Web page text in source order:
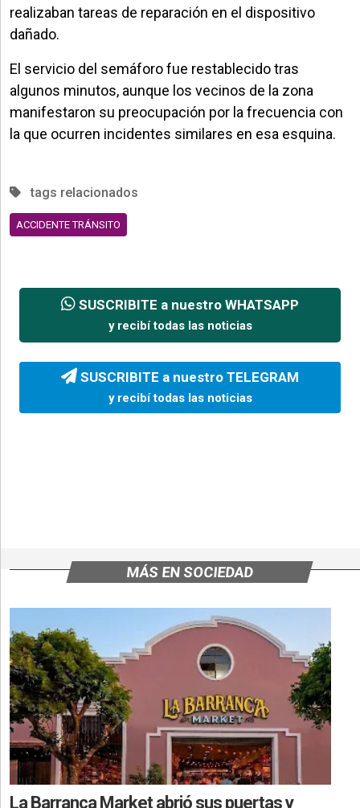
realizaban tareas de reparación en el dispositivo
dañado.
El servicio del semáforo fue restablecido tras
algunos minutos, aunque los vecinos de la zona
manifestaron su preocupación por la frecuencia con
la que ocurren incidentes similares en esa esquina.
tags relacionados
ACCIDENTE TRÁNSITO
SUSCRIBITE a nuestro WHATSAPP
y recibí todas las noticias
SUSCRIBITE a nuestro TELEGRAM
y recibí todas las noticias
MÁS EN SOCIEDAD
La Barranca Market abrió sus puertas y